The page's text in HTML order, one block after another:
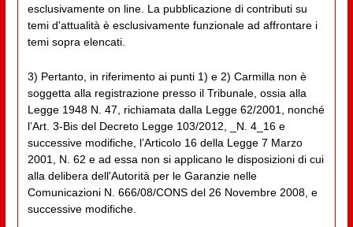
esclusivamente on line. La pubblicazione di contributi su
temi d'attualità è esclusivamente funzionale ad affrontare i
temi sopra elencati.
3) Pertanto, in riferimento ai punti 1) e 2) Carmilla non è
soggetta alla registrazione presso il Tribunale, ossia alla
Legge 1948 N. 47, richiamata dalla Legge 62/2001, nonché
l’Art. 3-Bis del Decreto Legge 103/2012, _N. 4_16 e
successive modifiche, l’Articolo 16 della Legge 7 Marzo
2001, N. 62 e ad essa non si applicano le disposizioni di cui
alla delibera dell'Autorità per le Garanzie nelle
Comunicazioni N. 666/08/CONS del 26 Novembre 2008, e
successive modifiche.